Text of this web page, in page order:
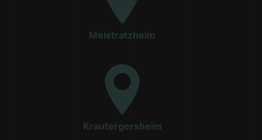
Meistratzheim
Krautergersheim